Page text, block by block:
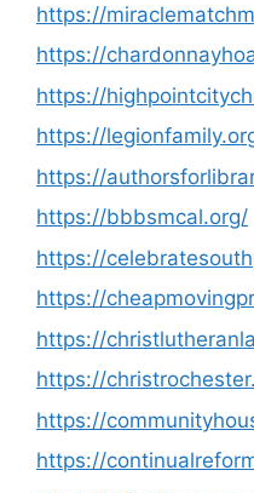
https://
https://
https://
https://
https://
https://bbbsmcal.org/
https://
https://
https://
https://
https://
https://